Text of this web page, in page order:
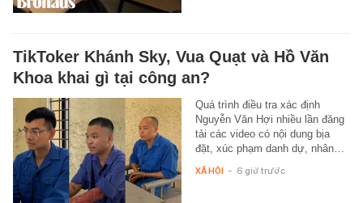
TikToker Khánh Sky, Vua Quạt và Hồ Văn
Khoa khai gì tại công an?
Quá trình điều tra xác định
Nguyễn Văn Hợi nhiều lần đăng
tải các video có nội dung bịa
đặt, xúc phạm danh dự, nhân…
XÃ HỘI - 6 giờ trước